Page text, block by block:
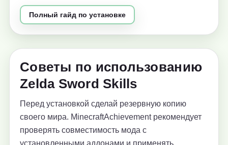
Полный гайд по установке
Советы по использованию
Zelda Sword Skills
Перед установкой сделай резервную копию
своего мира. MinecraftAchievement рекомендует
проверять совместимость мода с
установленными аддонами и применять